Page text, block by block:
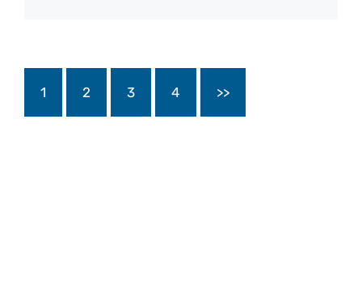
1 2 3 4 >>